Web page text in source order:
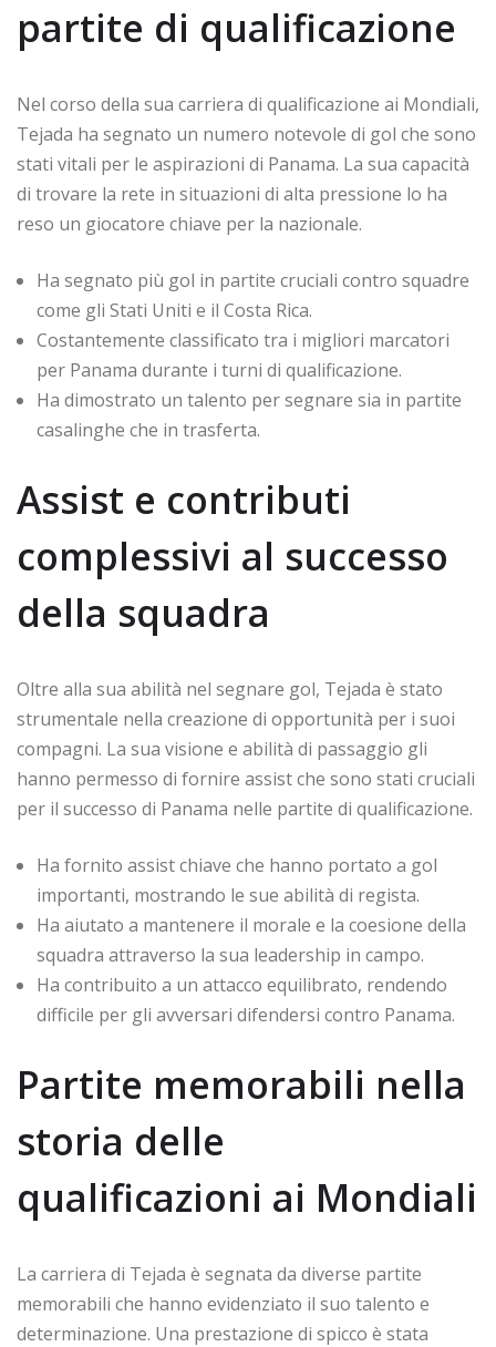
partite di qualificazione
Nel corso della sua carriera di qualificazione ai Mondiali,
Tejada ha segnato un numero notevole di gol che sono
stati vitali per le aspirazioni di Panama. La sua capacità
di trovare la rete in situazioni di alta pressione lo ha
reso un giocatore chiave per la nazionale.
Ha segnato più gol in partite cruciali contro squadre
come gli Stati Uniti e il Costa Rica.
Costantemente classificato tra i migliori marcatori
per Panama durante i turni di qualificazione.
Ha dimostrato un talento per segnare sia in partite
casalinghe che in trasferta.
Assist e contributi
complessivi al successo
della squadra
Oltre alla sua abilità nel segnare gol, Tejada è stato
strumentale nella creazione di opportunità per i suoi
compagni. La sua visione e abilità di passaggio gli
hanno permesso di fornire assist che sono stati cruciali
per il successo di Panama nelle partite di qualificazione.
Ha fornito assist chiave che hanno portato a gol
importanti, mostrando le sue abilità di regista.
Ha aiutato a mantenere il morale e la coesione della
squadra attraverso la sua leadership in campo.
Ha contribuito a un attacco equilibrato, rendendo
difficile per gli avversari difendersi contro Panama.
Partite memorabili nella
storia delle
qualificazioni ai Mondiali
La carriera di Tejada è segnata da diverse partite
memorabili che hanno evidenziato il suo talento e
determinazione. Una prestazione di spicco è stata